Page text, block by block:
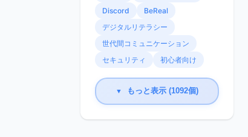
Discord
BeReal
デジタルリテラシー
世代間コミュニケーション
セキュリティ
初心者向け
▼ もっと表示 (1092個)